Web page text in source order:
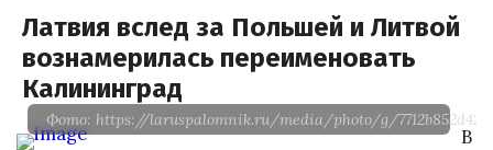
Латвия вслед за Польшей и Литвой
вознамерилась переименовать
Калининград
Фото: https://laruspalomnik.ru/media/photo/g/
В